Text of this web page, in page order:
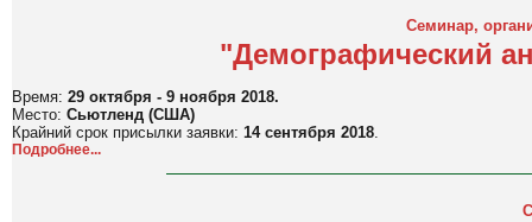
Семинар,
"Демографический
Время: 29 октября - 9 ноября 2018.
Место: Сьютленд (США)
Крайний срок присылки заявки: 14 сентября 2018
Подробнее...